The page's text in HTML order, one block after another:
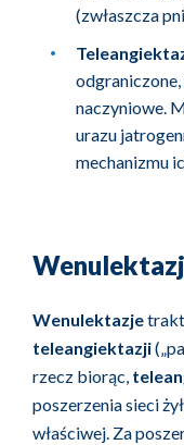
(zwłaszcza
naczyniowe.
urazu
mechanizmu
Wenulektazje
teleangiektazji
rzecz biorąc,
poszerzenia sieci
właściwej. Za